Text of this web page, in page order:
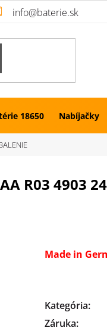
info@baterie.sk
18650 Nabíjačky
R03 4903
Made in
Kategória:
Záruka: